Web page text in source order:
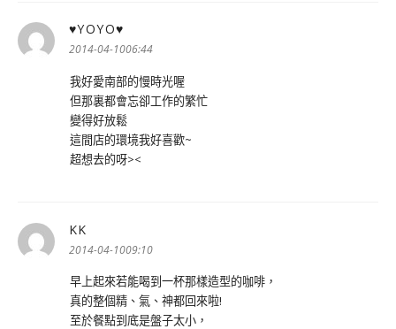
♥YOYO♥
示:
2014-04-1006:44
我好愛南部的慢時光喔
但那裏都會忘卻工作的繁忙
變得好放鬆
這間店的環境我好喜歡~
超想去的呀><
KK
示:
2014-04-1009:10
早上起來若能喝到一杯那樣造型的咖啡，
真的整個精、氣、神都回來啦!
至於餐點到底是盤子太小，